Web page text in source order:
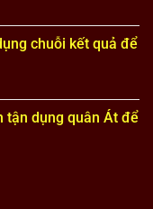
chuỗi kết quả để
tận dụng quân Át để